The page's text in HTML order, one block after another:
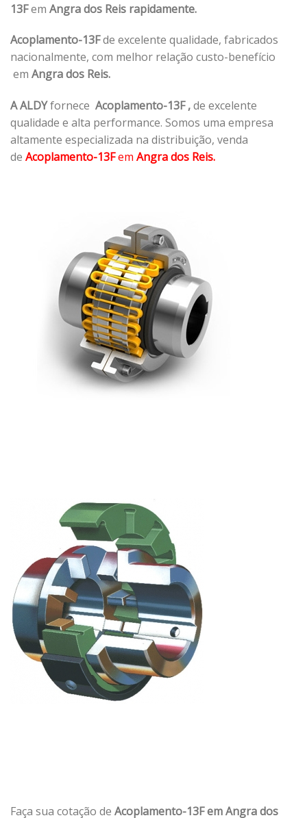
13Fem Angra dos Reis rapidamente.
Acoplamento-13Fde excelente qualidade, fabricados
nacionalmente, com melhor relação custo-benefício
em Angra dos Reis.
A ALDYfornece Acoplamento-13F ,de excelente
qualidade e alta performance. Somos uma empresa
altamente especializada na distribuição, venda
de Acoplamento-13Fem Angra dos Reis.
Faça sua cotação de Acoplamento-13F em Angra dos